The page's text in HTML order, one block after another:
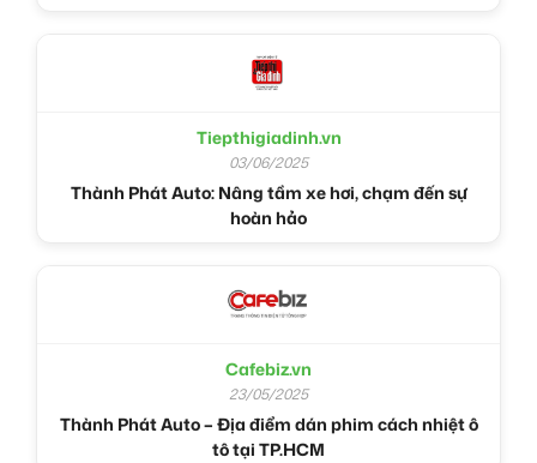
Tiepthigiadinh.vn
03/06/2025
Thành Phát Auto: Nâng tầm xe hơi, chạm đến sự
hoàn hảo
Cafebiz.vn
23/05/2025
Thành Phát Auto – Địa điểm dán phim cách nhiệt ô
tô tại TP.HCM